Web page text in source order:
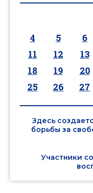
4
5 6
11
12 13
18
19 20
25
26 27
Здесь
борьбы за
Участники